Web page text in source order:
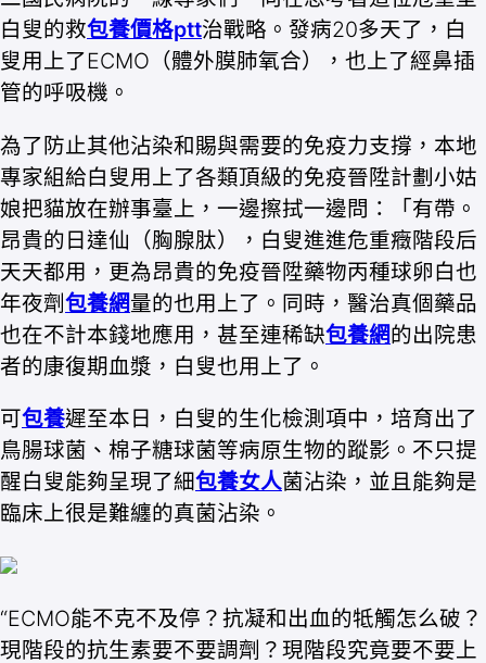
白叟的救包養價格ptt治戰略。發病20多天了，白
叟用上了ECMO（體外膜肺氧合），也上了經鼻插
管的呼吸機。
為了防止其他沾染和賜與需要的免疫力支撐，本地
專家組給白叟用上了各類頂級的免疫晉陞計劃小姑
娘把貓放在辦事臺上，一邊擦拭一邊問：「有帶。
昂貴的日達仙（胸腺肽），白叟進進危重癥階段后
天天都用，更為昂貴的免疫晉陞藥物丙種球卵白也
年夜劑 包養網量的也用上了。同時，醫治真個藥品
也在不計本錢地應用，甚至連稀缺包養網的出院患
者的康復期血漿，白叟也用上了。
可包養遲至本日，白叟的生化檢測項中，培育出了
鳥腸球菌、棉子糖球菌等病原生物的蹤影。不只提
醒白叟能夠呈現了細包養女人菌沾染，並且能夠是
臨床上很是難纏的真菌沾染。
“ECMO能不克不及停？抗凝和出血的牴觸怎么破？
現階段的抗生素要不要調劑？現階段究竟要不要上